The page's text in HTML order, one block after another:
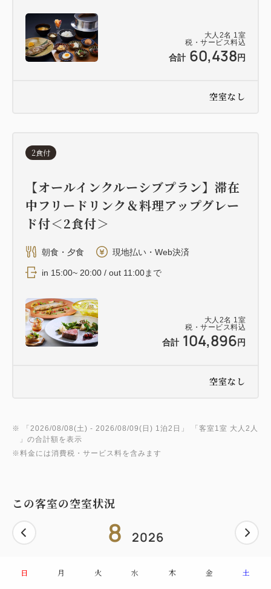
大人 2名 1 室
税・サービス料込
合計 60,438 円
空室なし
大人 2名 1 室
税・サービス料込
合計 104,896 円
2食付
【オールインクルーシブプラン】滞在
中フリードリンク＆料理アップグレー
ド付＜2食付＞
朝食・夕食 現地払い・Web決済
in 15:00~ 20:00 / out 11:00まで
空室なし
※ 「 2026/08/08(土) - 2026/08/09(日) 1泊2日 」 「客室1室 大人2人
」の合計額を表示
※料金には消費税・サービス料を含みます
この客室の空室状況
8 2026
日 月 火 水 木 金 土